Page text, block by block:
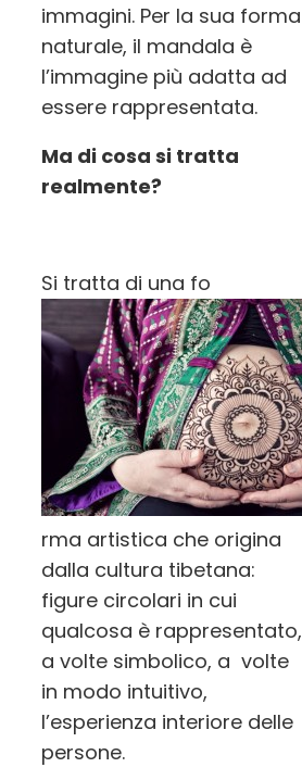
immagini. Per la sua forma
naturale, il mandala è
l’immagine più adatta ad
essere rappresentata.
Ma di cosa si tratta
realmente?
Si tratta di una fo
rma artistica che origina
dalla cultura tibetana:
figure circolari in cui
qualcosa è rappresentato,
a volte simbolico, a volte
in modo intuitivo,
l’esperienza interiore delle
persone.